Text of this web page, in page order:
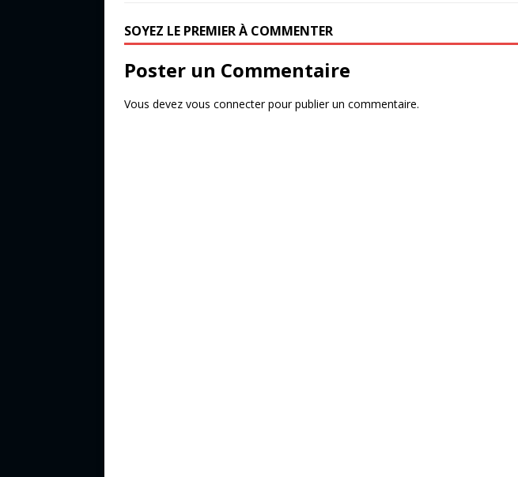
o
o
k
r
SOYEZ LE PREMIER À COMMENTER
Poster un Commentaire
Vous devez vous connecterpour publier un commentaire.